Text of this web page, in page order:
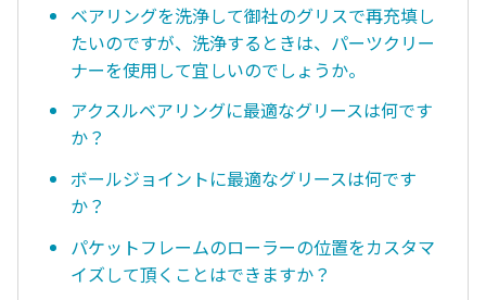
ベアリングを洗浄して御社のグリスで再充填し
たいのですが、洗浄するときは、パーツクリー
ナーを使用して宜しいのでしょうか。
アクスルベアリングに最適なグリースは何です
か？
ボールジョイントに最適なグリースは何です
か？
パケットフレームのローラーの位置をカスタマ
イズして頂くことはできますか？